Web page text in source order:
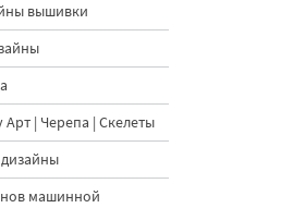
ёлку
дизайн
- 3
вышивки - 3
вышивки
Арт | Черепа | Скелеты
машинной